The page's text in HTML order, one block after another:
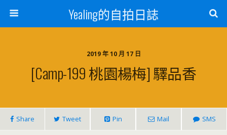
Yealing的自拍日誌
2019 年 10 月 17 日
[Camp-199 桃園楊梅] 驛品香
Share Tweet Pin Mail SMS